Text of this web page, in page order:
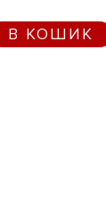
В КОШИК